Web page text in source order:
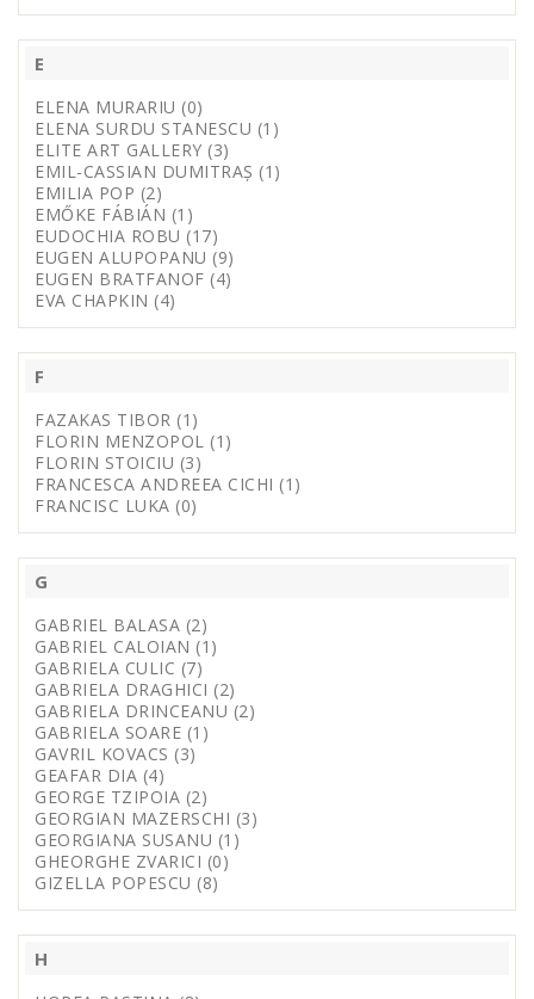
E
ELENA MURARIU (0)
ELENA SURDU STANESCU (1)
ELITE ART GALLERY (3)
EMIL-CASSIAN DUMITRAȘ (1)
EMILIA POP (2)
EMŐKE FÁBIÁN (1)
EUDOCHIA ROBU (17)
EUGEN ALUPOPANU (9)
EUGEN BRATFANOF (4)
EVA CHAPKIN (4)
F
FAZAKAS TIBOR (1)
FLORIN MENZOPOL (1)
FLORIN STOICIU (3)
FRANCESCA ANDREEA CICHI (1)
FRANCISC LUKA (0)
G
GABRIEL BALASA (2)
GABRIEL CALOIAN (1)
GABRIELA CULIC (7)
GABRIELA DRAGHICI (2)
GABRIELA DRINCEANU (2)
GABRIELA SOARE (1)
GAVRIL KOVACS (3)
GEAFAR DIA (4)
GEORGE TZIPOIA (2)
GEORGIAN MAZERSCHI (3)
GEORGIANA SUSANU (1)
GHEORGHE ZVARICI (0)
GIZELLA POPESCU (8)
H